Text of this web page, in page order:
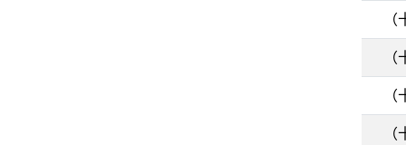
（
（
（
（